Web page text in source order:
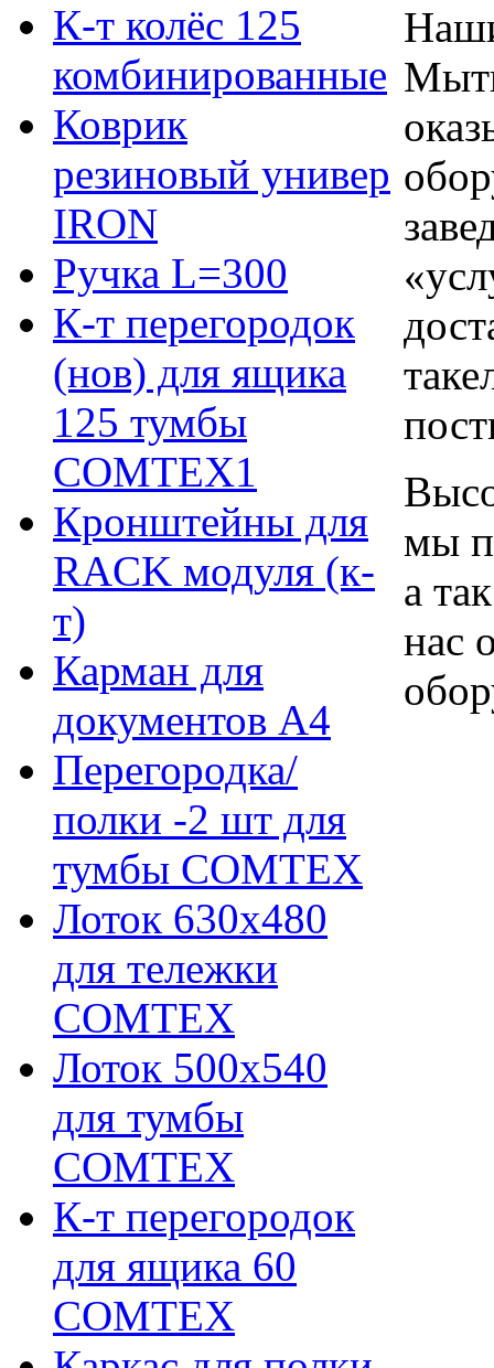
К-т колёс 125
комбинированные
Коврик
резиновый универ
IRON
Ручка L=300
К-т перегородок
(нов) для ящика
125 тумбы
COMTEX1
Кронштейны для
RACK модуля (к-
т)
Карман для
документов А4
Перегородка/
полки -2 шт для
тумбы COMTEX
Лоток 630х480
для тележки
COMTEX
Лоток 500х540
для тумбы
COMTEX
К-т перегородок
для ящика 60
COMTEX
мы
а
нас